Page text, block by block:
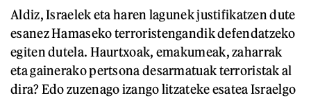
Aldiz, Israelek eta haren lagunek justifikatzen dute
esanez Hamaseko terroristengandik defendatzeko
egiten dutela. Haurtxoak, emakumeak, zaharrak
eta gainerako pertsona desarmatuak terroristak al
dira? Edo zuzenago izango litzateke esatea Israelgo